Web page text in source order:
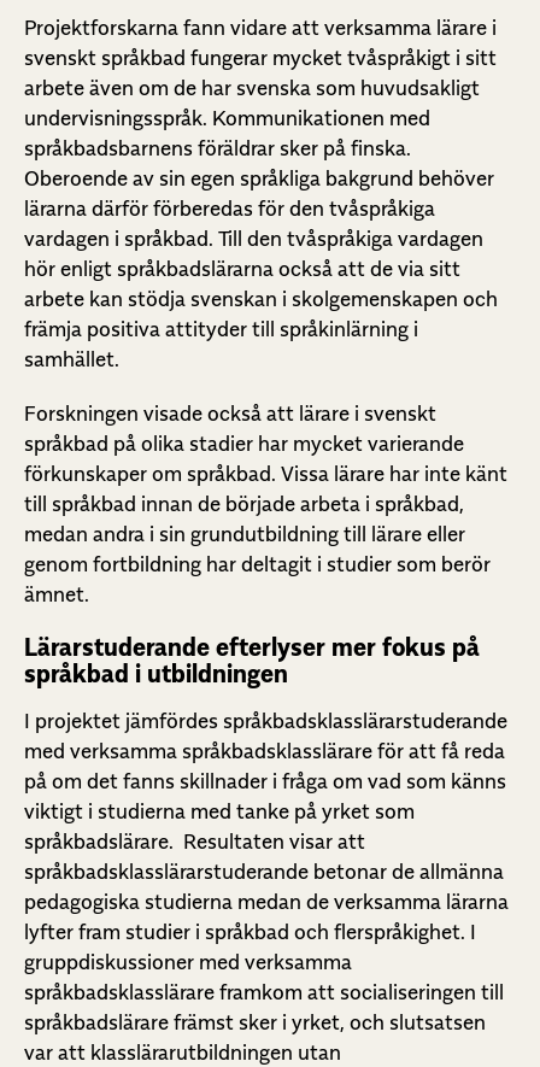
Projektforskarna fann vidare att verksamma lärare i
svenskt språkbad fungerar mycket tvåspråkigt i sitt
arbete även om de har svenska som huvudsakligt
undervisningsspråk. Kommunikationen med
språkbadsbarnens föräldrar sker på finska.
Oberoende av sin egen språkliga bakgrund behöver
lärarna därför förberedas för den tvåspråkiga
vardagen i språkbad. Till den tvåspråkiga vardagen
hör enligt språkbadslärarna också att de via sitt
arbete kan stödja svenskan i skolgemenskapen och
främja positiva attityder till språkinlärning i
samhället.
Forskningen visade också att lärare i svenskt
språkbad på olika stadier har mycket varierande
förkunskaper om språkbad. Vissa lärare har inte känt
till språkbad innan de började arbeta i språkbad,
medan andra i sin grundutbildning till lärare eller
genom fortbildning har deltagit i studier som berör
ämnet.
Lärarstuderande efterlyser mer fokus på
språkbad i utbildningen
I projektet jämfördes språkbadsklasslärarstuderande
med verksamma språkbadsklasslärare för att få reda
på om det fanns skillnader i fråga om vad som känns
viktigt i studierna med tanke på yrket som
språkbadslärare. Resultaten visar att
språkbadsklasslärarstuderande betonar de allmänna
pedagogiska studierna medan de verksamma lärarna
lyfter fram studier i språkbad och flerspråkighet. I
gruppdiskussioner med verksamma
språkbadsklasslärare framkom att socialiseringen till
språkbadslärare främst sker i yrket, och slutsatsen
var att klasslärarutbildningen utan